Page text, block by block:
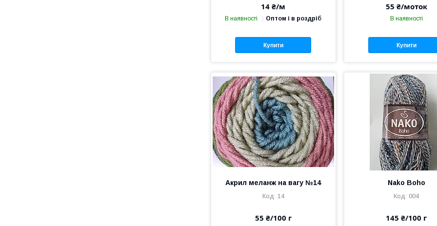
14 ₴/м
В наявності Оптом і в роздріб
Купити
55 ₴/моток
В наявності
Купити
Акрил меланж на вагу №14
14
55 ₴/100 г
Nako Boho
004
145 ₴/100 г